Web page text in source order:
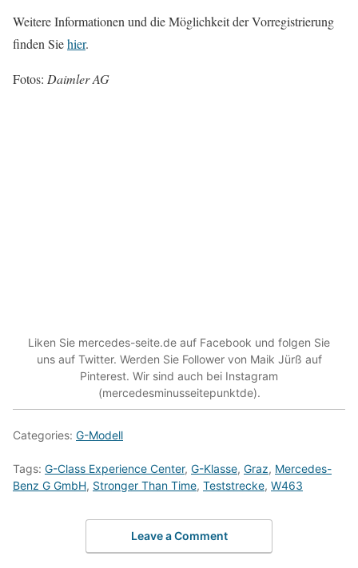
Weitere Informationen und die Möglichkeit der Vorregistrierung
finden Siehier.
Fotos: Daimler AG
Liken Sie mercedes-seite.de auf Facebook und folgen Sie
uns auf Twitter. Werden Sie Follower von Maik Jürß auf
Pinterest. Wir sind auch bei Instagram
(mercedesminusseitepunktde).
Categories: G-Modell
Tags: G-Class Experience Center, G-Klasse, Graz, Mercedes-
Benz G GmbH, Stronger Than Time, Teststrecke, W463
Leave a Comment